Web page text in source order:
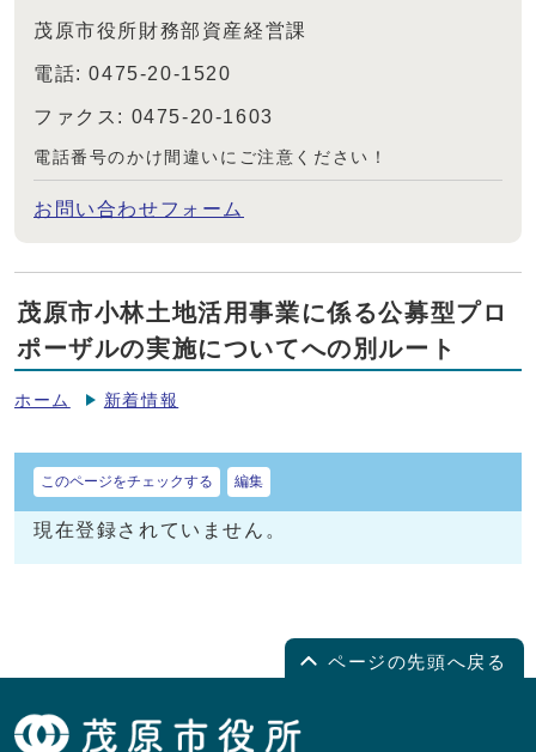
茂原市役所財務部資産経営課
電話: 0475-20-1520
ファクス: 0475-20-1603
電話番号のかけ間違いにご注意ください！
お問い合わせフォーム
茂原市小林土地活用事業に係る公募型プロ
ポーザルの実施についてへの別ルート
ホーム 新着情報
このページをチェックする 編集
現在登録されていません。
ページの先頭へ戻る